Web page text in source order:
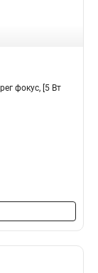
фокус, [5 Вт